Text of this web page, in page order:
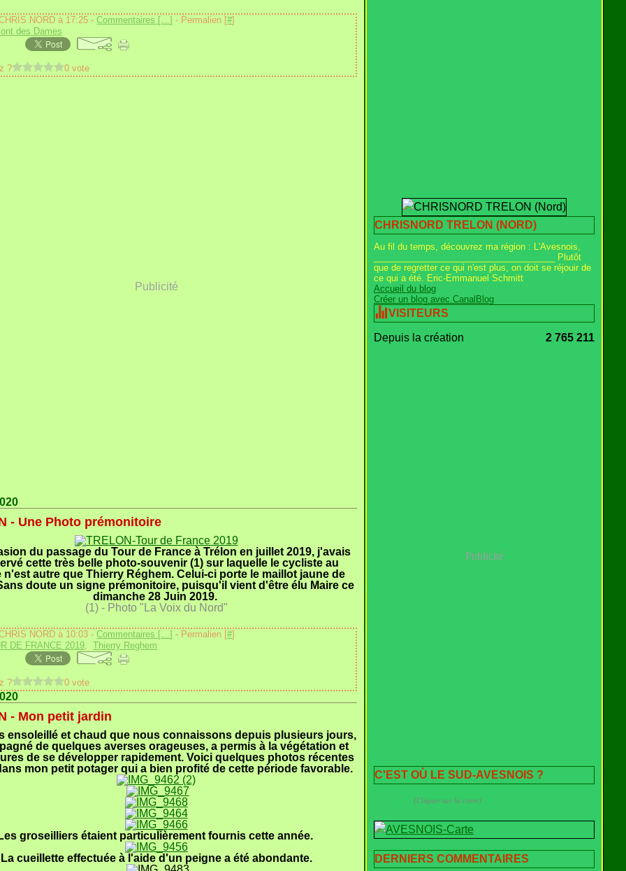
NORD à 17:25 -Commentaires […] - Permalien [#]
des Dames
? 0 vote
Publicité
- Une Photo prémonitoire
du passage du Tour de France à Trélon en juillet 2019, j'avais
cette très belle photo-souvenir (1) sur laquelle le cycliste au
n'est autre que Thierry Réghem. Celui-ci porte le maillot jaune de
doute un signe prémonitoire, puisqu'il vient d'être élu Maire ce
dimanche 28 Juin 2019.
(1) - Photo "La Voix du Nord"
NORD à 10:03 -Commentaires […] - Permalien [#]
DE FRANCE 2019,Thierry Reghem
? 0 vote
- Mon petit jardin
ensoleillé et chaud que nous connaissons depuis plusieurs jours,
de quelques averses orageuses, a permis à la végétation et
de se développer rapidement. Voici quelques photos récentes
mon petit potager qui a bien profité de cette période favorable.
Les groseilliers étaient particulièrement fournis cette année.
La cueillette effectuée à l'aide d'un peigne a été abondante.
CHRISNORD TRELON (NORD)
Au fil du temps, découvrez ma région : L'Avesnois,
_____________________________________ Plutôt
que de regretter ce qui n'est plus, on doit se réjouir de
ce qui a été. Eric-Emmanuel Schmitt
Accueil du blog
Créer un blog avec CanalBlog
VISITEURS
Depuis la création 2 765 211
Publicité
C'EST OÙ LE SUD-AVESNOIS ?
(Cliquer sur la carte)
DERNIERS COMMENTAIRES